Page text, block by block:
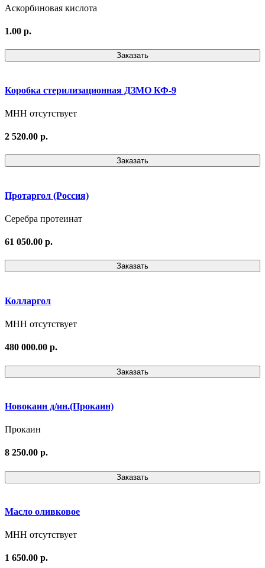
Аскорбиновая кислота
1.00 р.
Заказать
Коробка стерилизационная ДЗМО КФ-9
МНН отсутствует
2 520.00 р.
Заказать
Протаргол (Россия)
Серебра протеинат
61 050.00 р.
Заказать
Колларгол
МНН отсутствует
480 000.00 р.
Заказать
Новокаин д/ин.(Прокаин)
Прокаин
8 250.00 р.
Заказать
Масло оливковое
МНН отсутствует
1 650.00 р.